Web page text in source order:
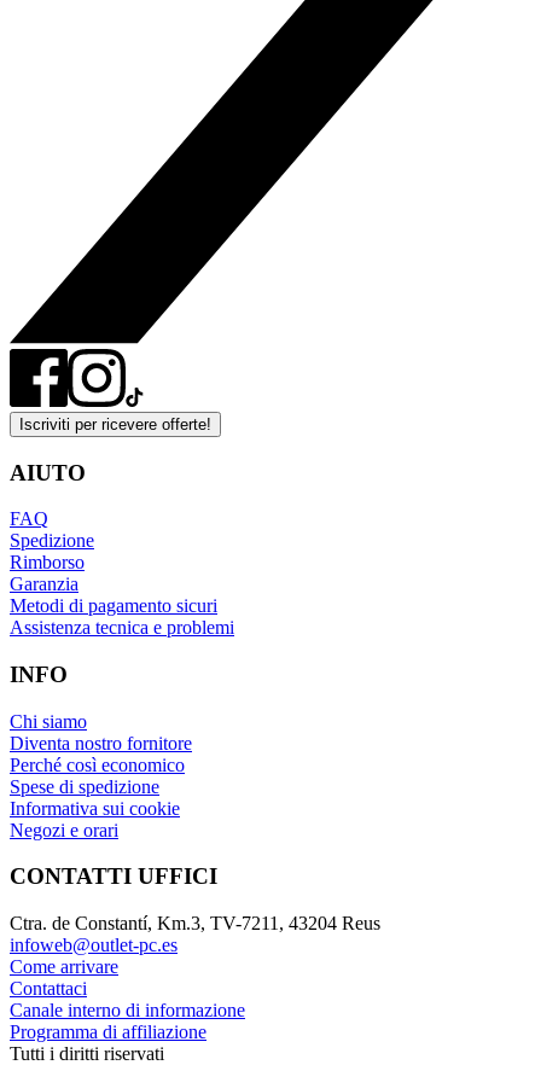
Iscriviti per ricevere offerte!
AIUTO
FAQ
Spedizione
Rimborso
Garanzia
Metodi di pagamento sicuri
Assistenza tecnica e problemi
INFO
Chi siamo
Diventa nostro fornitore
Perché così economico
Spese di spedizione
Informativa sui cookie
Negozi e orari
CONTATTI UFFICI
Ctra. de Constantí, Km.3, TV-7211, 43204 Reus
infoweb@outlet-pc.es
Come arrivare
Contattaci
Canale interno di informazione
Programma di affiliazione
Tutti i diritti riservati